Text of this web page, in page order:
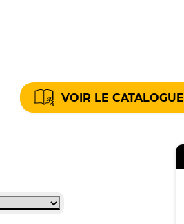
VOIR LE CATALOGUE